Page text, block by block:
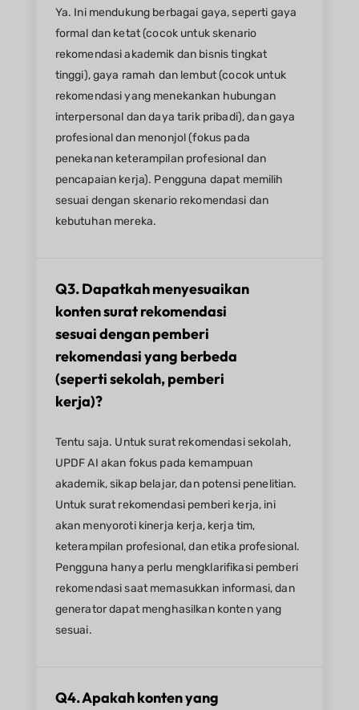
Ya. Ini mendukung berbagai gaya, seperti gaya
formal dan ketat (cocok untuk skenario
rekomendasi akademik dan bisnis tingkat
tinggi), gaya ramah dan lembut (cocok untuk
rekomendasi yang menekankan hubungan
interpersonal dan daya tarik pribadi), dan gaya
profesional dan menonjol (fokus pada
penekanan keterampilan profesional dan
pencapaian kerja). Pengguna dapat memilih
sesuai dengan skenario rekomendasi dan
kebutuhan mereka.
Q3. Dapatkah menyesuaikan
konten surat rekomendasi
sesuai dengan pemberi
rekomendasi yang berbeda
(seperti sekolah, pemberi
kerja)?​
Tentu saja. Untuk surat rekomendasi sekolah,
UPDF AI akan fokus pada kemampuan
akademik, sikap belajar, dan potensi penelitian.
Untuk surat rekomendasi pemberi kerja, ini
akan menyoroti kinerja kerja, kerja tim,
keterampilan profesional, dan etika profesional.
Pengguna hanya perlu mengklarifikasi pemberi
rekomendasi saat memasukkan informasi, dan
generator dapat menghasilkan konten yang
sesuai.
Q4. Apakah konten yang